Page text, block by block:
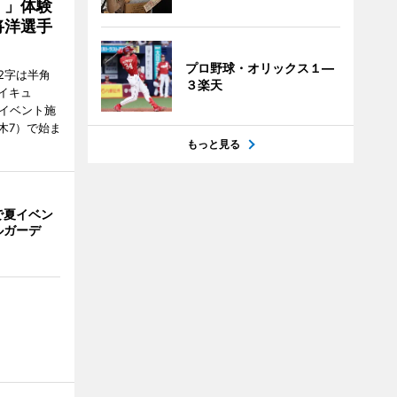
体験
選手
は半角
キュ
ベント施
7）で始ま
夏イベン
ーデ
プロ野球・オリックス１―
３楽天
もっと見る